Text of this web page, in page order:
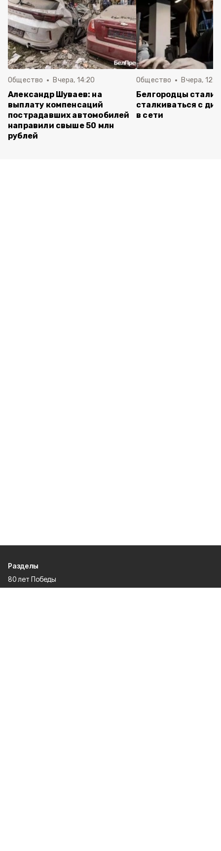
Общество Вчера, 14:20
Александр Шуваев: на
выплату компенсаций
пострадавших автомобилей
направили свыше 50 млн
рублей
Общество Вчера,
Белгородцы стали
сталкиваться с
в сети
Разделы
80 лет Победы